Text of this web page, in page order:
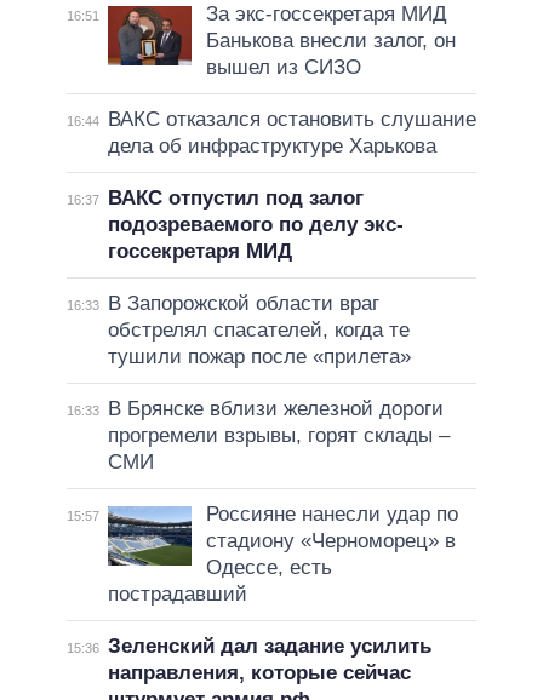
16:51
За экс-госсекретаря МИД
Банькова внесли залог, он
вышел из СИЗО
16:44
ВАКС отказался остановить слушание
дела об инфраструктуре Харькова
16:37
ВАКС отпустил под залог
подозреваемого по делу экс-
госсекретаря МИД
16:33
В Запорожской области враг
обстрелял спасателей, когда те
тушили пожар после «прилета»
16:33
В Брянске вблизи железной дороги
прогремели взрывы, горят склады –
СМИ
15:57
Россияне нанесли удар по
стадиону «Черноморец» в
Одессе, есть
пострадавший
15:36 Зеленский дал задание усилить
направления, которые сейчас